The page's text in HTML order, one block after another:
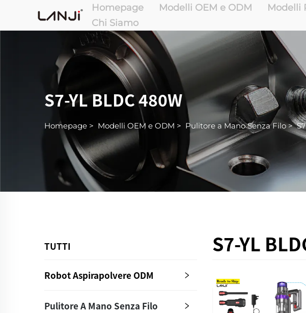
Homepage Modelli OEM e ODM Modelli
Chi Siamo
S7-YL BLDC 480W
Homepage > Modelli OEM e ODM > Pulitore a Mano Senza Filo>
TUTTI
Robot Aspirapolvere ODM
Pulitore A Mano Senza Filo
S7-YL